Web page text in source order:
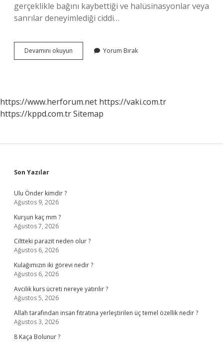
gerçeklikle bağını kaybettiği ve halüsinasyonlar veya
sanrılar deneyimlediği ciddi…
Devamını okuyun
Psikoz
Yorum Bırak
https://www.herforum.net https://vaki.com.tr
https://kppd.com.trSitemap
Sidebar
Son Yazılar
Ulu Önder kimdir ?
Ağustos 9, 2026
Kurşun kaç mm ?
Ağustos 7, 2026
Ciltteki parazit neden olur ?
Ağustos 6, 2026
Kulağımızın iki görevi nedir ?
Ağustos 6, 2026
Avcılık kurs ücreti nereye yatırılır ?
Ağustos 5, 2026
Allah tarafından insan fıtratına yerleştirilen üç temel özellik nedir ?
Ağustos 3, 2026
8 Kaça Bolunur ?